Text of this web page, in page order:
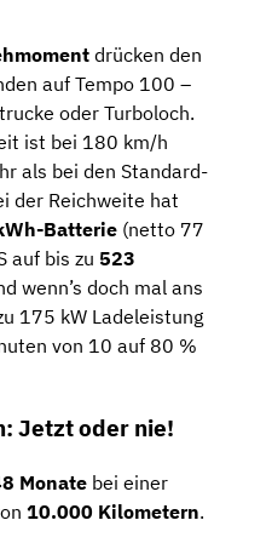
drücken den
auf Tempo 100 –
oder Turboloch.
ist bei 180 km/h
als bei den Standard-
der Reichweite hat
Batterie (netto 77
auf bis zu 523
wenn’s doch mal ans
175 kW Ladeleistung
von 10 auf 80 %
Jetzt oder nie!
Monate bei einer
10.000 Kilometern.